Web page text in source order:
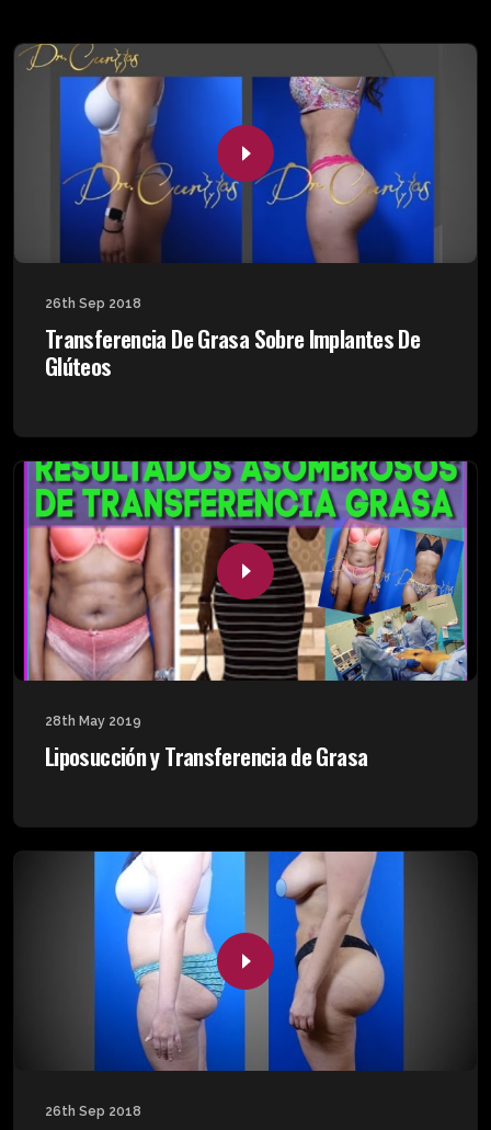
26th Sep 2018
Transferencia De Grasa Sobre Implantes De
Glúteos
28th May 2019
Liposucción y Transferencia de Grasa
26th Sep 2018